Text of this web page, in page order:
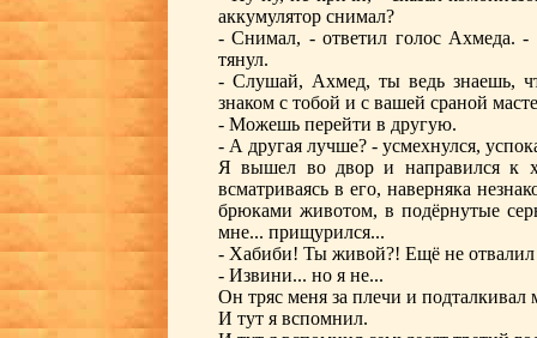
аккумулятор снимал?
- Снимал, - ответил голос Ахмеда. -
тянул.
- Слушай, Ахмед, ты ведь знаешь,
знаком с тобой и с вашей сраной
- Можешь перейти в другую.
- А другая лучше? - усмехнулся,
Я вышел во двор и направился к
всматриваясь в его, наверняка
брюками животом, в подёрнутые
мне... прищурился...
- Хабиби! Ты живой?! Ещё не
- Извини... но я не...
Он тряс меня за плечи и
И тут я вспомнил.